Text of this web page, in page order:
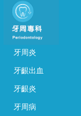
牙周炎
牙齦出血
牙齦炎
牙周病